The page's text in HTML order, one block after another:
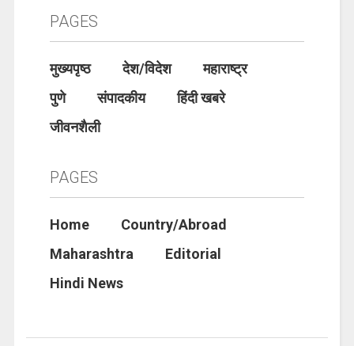
PAGES
मुख्यपृष्ठ देश/विदेश
महाराष्ट्र
पुणे
संपादकीय
हिंदी खबरे
जीवनशैली
PAGES
Home
Country/Abroad
Maharashtra
Editorial
Hindi News